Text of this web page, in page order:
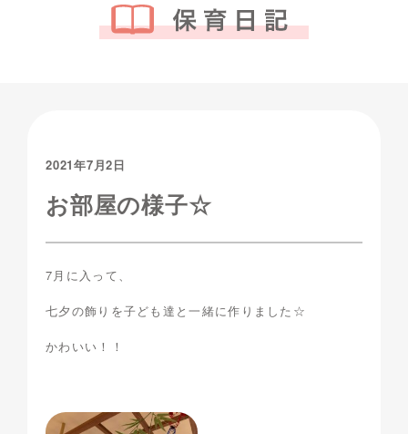
2021年7月2日
お部屋の様子☆
7月に入って、
七夕の飾りを子ども達と一緒に作りました☆
かわいい！！